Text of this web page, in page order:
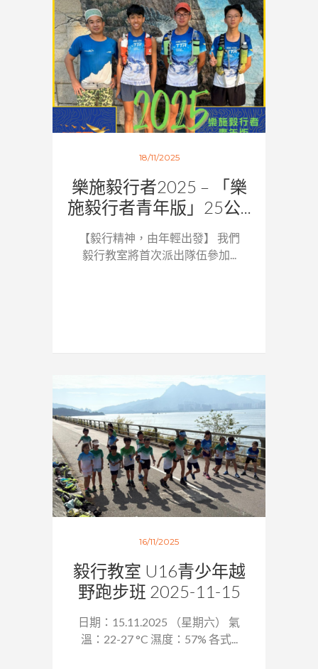
18/11/2025
樂施毅行者2025 – 「樂
施毅行者青年版」25公...
【毅行精神，由年輕出發】 我們
毅行教室將首次派出隊伍參加...
16/11/2025
毅行教室 U16青少年越
野跑步班 2025-11-15
日期：15.11.2025 （星期六） 氣
溫：22-27 °C 濕度：57% 各式...